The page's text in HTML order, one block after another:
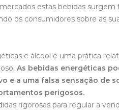
estas bebidas
os consumidores sobre as
e álcool é uma prática
As bebidas energéticas
e a uma falsa sensação de
perigosos.
rigorosas para regular a